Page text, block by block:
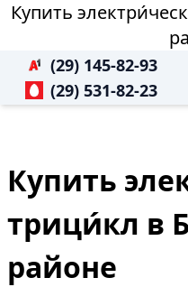
Купить
(29) 145-82-93
(29) 531-82-23
Купить
трици́кл в
районе